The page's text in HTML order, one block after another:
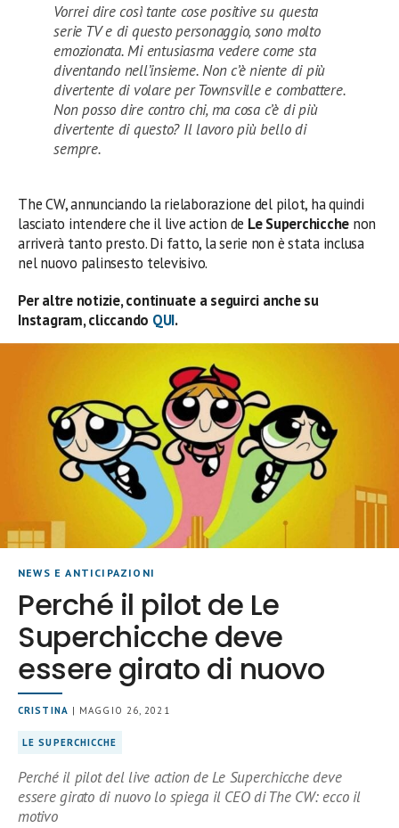
Vorrei dire così tante cose positive su questa
serie TV e di questo personaggio, sono molto
emozionata. Mi entusiasma vedere come sta
diventando nell’insieme. Non c’è niente di più
divertente di volare per Townsville e combattere.
Non posso dire contro chi, ma cosa c’è di più
divertente di questo? Il lavoro più bello di
sempre.
The CW, annunciando la rielaborazione del pilot, ha quindi
lasciato intendere che il live action de Le Superchicche non
arriverà tanto presto. Di fatto, la serie non è stata inclusa
nel nuovo palinsesto televisivo.
Per altre notizie, continuate a seguirci anche su
Instagram, cliccando QUI.
NEWS E ANTICIPAZIONI
Perché il pilot de Le
Superchicche deve
essere girato di nuovo
CRISTINA | MAGGIO 26, 2021
LE SUPERCHICCHE
Perché il pilot del live action de Le Superchicche deve
essere girato di nuovo lo spiega il CEO di The CW: ecco il
motivo